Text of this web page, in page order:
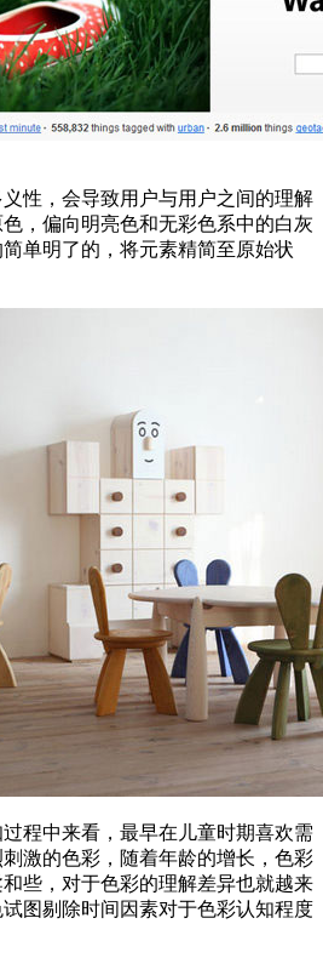
性，会导致用户与用户之间的理解
，偏向明亮色和无彩色系中的白灰
单明了的，将元素精简至原始状
程中来看，最早在儿童时期喜欢需
激的色彩，随着年龄的增长，色彩
些，对于色彩的理解差异也就越来
图剔除时间因素对于色彩认知程度